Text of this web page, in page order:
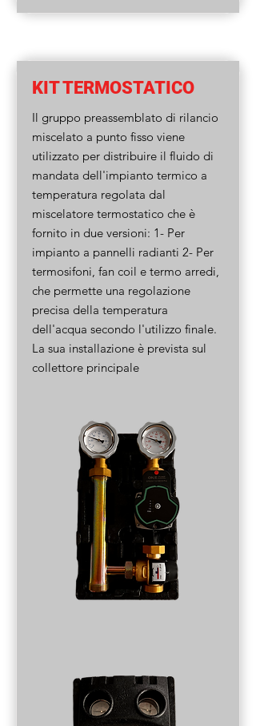
KIT TERMOSTATICO
Il gruppo preassemblato di rilancio
miscelato a punto fisso viene
utilizzato per distribuire il fluido di
mandata dell'impianto termico a
temperatura regolata dal
miscelatore termostatico che è
fornito in due versioni: 1- Per
impianto a pannelli radianti 2- Per
termosifoni, fan coil e termo arredi,
che permette una regolazione
precisa della temperatura
dell'acqua secondo l'utilizzo finale.
La sua installazione è prevista sul
collettore principale